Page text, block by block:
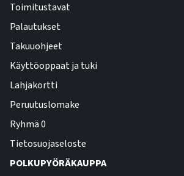
Toimitustavat
Palautukset
Takuuohjeet
Käyttöoppaat ja tuki
Lahjakortti
Peruutuslomake
Ryhmä 0
Tietosuojaseloste
POLKUPYÖRÄKAUPPA